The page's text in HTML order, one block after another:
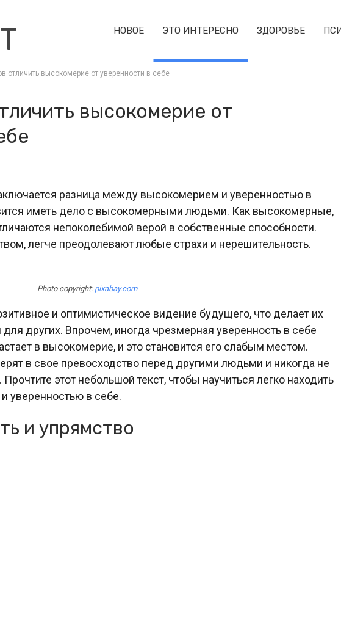
НОВОЕ ЭТО ИНТЕРЕСНО ЗДОРОВЬЕ
отличить высокомерие от уверенности в себе
высокомерие от
разница между высокомерием и уверенностью в
иметь дело с высокомерными людьми. Как высокомерные,
непоколебимой верой в собственные способности.
легче преодолевают любые страхи и нерешительность.
Photo copyright: pixabay.com
и оптимистическое видение будущего, что делает их
других. Впрочем, иногда чрезмерная уверенность в себе
в высокомерие, и это становится его слабым местом.
в свое превосходство перед другими людьми и никогда не
этот небольшой текст, чтобы научиться легко находить
уверенностью в себе.
и упрямство